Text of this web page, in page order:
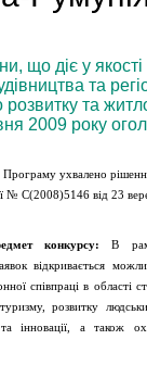
що діє у
та
розвитку та
2009 року
Програму ухвалено
№ C(2008)5146 від 23
конкурсу:
В
відкривaється
співпраці в області
розвитку
інновації, а також